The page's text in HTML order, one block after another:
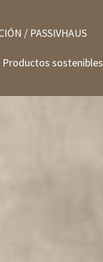
/ PASSIVHAUS
Productos sostenibles